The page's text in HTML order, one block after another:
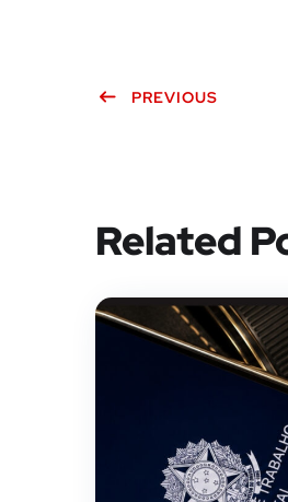
PREVIOUS
Related